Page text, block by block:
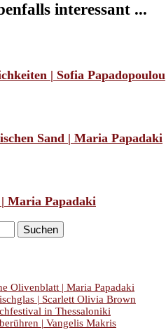
interessant ...
| Sofia Papadopoulou
Sand | Maria Papadaki
Maria Papadaki
Olivenblatt | Maria Papadaki
| Scarlett Olivia Brown
in Thessaloniki
| Vangelis Makris